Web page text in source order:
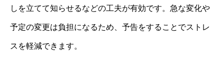
しを立てて知らせるなどの工夫が有効です。急な変化や
予定の変更は負担になるため、予告をすることでストレ
スを軽減できます。